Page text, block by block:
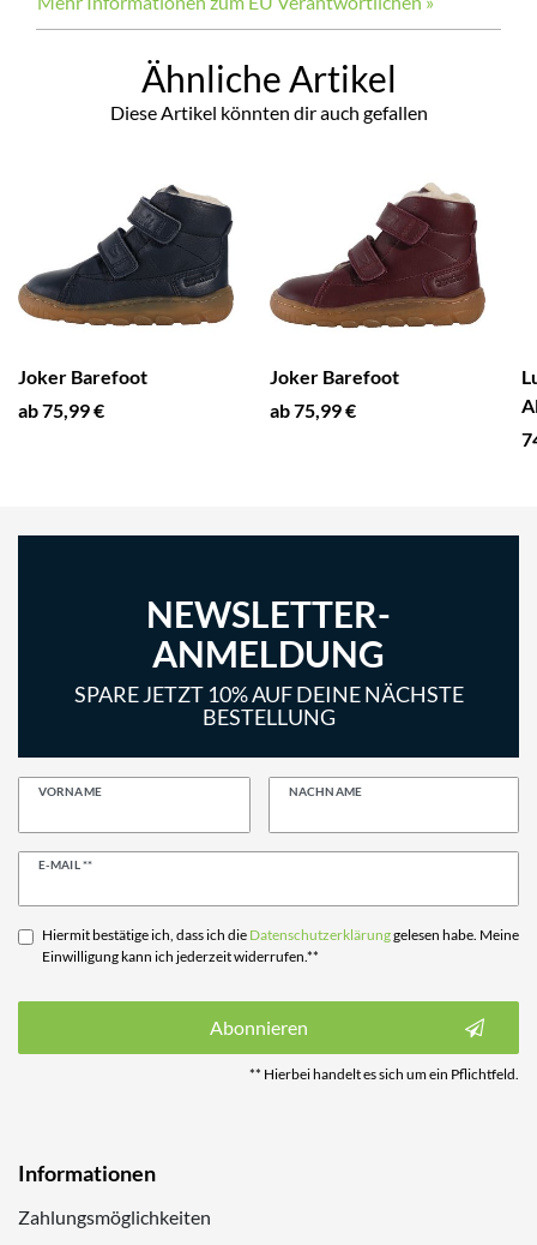
Ähnliche Artikel
Diese Artikel könnten dir auch gefallen
Joker Barefoot
ab 75,99 €
Joker Barefoot
ab 75,99 €
NEWSLETTER-
ANMELDUNG
SPARE JETZT 10% AUF DEINE NÄCHSTE
BESTELLUNG
VORNAME NACHNAME
E-MAIL **
Newsletter
Hiermit bestätige ich, dass ich die Daten­schutz­erklärunggelesen habe. Meine
Einwilligung kann ich jederzeit widerrufen.**
Abonnieren
** Hierbei handelt es sich um ein Pflichtfeld.
Informationen
Zahlungsmöglichkeiten